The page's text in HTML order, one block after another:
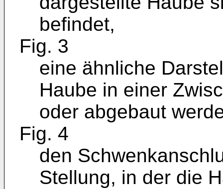
befindet,
Fig. 3
eine ähnliche
Haube in einer
oder abgebaut
Fig. 4
den
Stellung, in der die